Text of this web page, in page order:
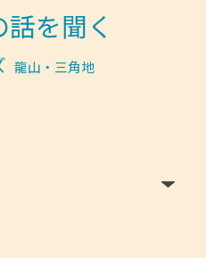
を聞く
龍山・三角地